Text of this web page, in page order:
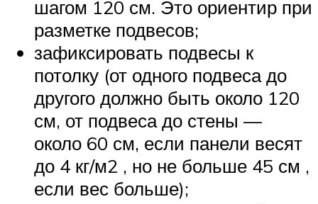
шагом 120 см. Это ориентир при
разметке подвесов;
зафиксировать подвесы к
потолку (от одного подвеса до
другого должно быть около 120
см, от подвеса до стены —
около 60 см, если панели весят
до 4 кг/м2 , но не больше 45 см ,
если вес больше);